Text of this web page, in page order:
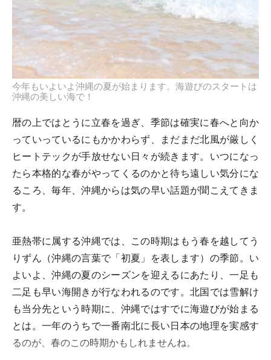
今年もいよいよ沖縄の夏が始まります。海遊びのスタートは
沖縄の美しい海で！
暦の上ではとうに立春を過ぎ、季節は確実に春へと向か
っていっているにもかかわらず、まだまだ北風が厳しく
ヒートテックが手放せない日々が続きます。いつになっ
たら本格的な春がやってくるのかと待ち遠しい気分にな
るころ、毎年、沖縄からは気の早い話題が聞こえてきま
す。
亜熱帯に属する沖縄では、この時期はもう春を越してう
りずん（沖縄の言葉で「初夏」を表します）の季節。い
よいよ、沖縄の夏のシーズンを迎えるにあたり、一足も
二足も早い海開きが行なわれるのです。北国では雪解け
も当分先という時期に、沖縄ではすでに海遊びが始まる
とは。一年のうちで一番南北に長い日本の地理を実感す
るのが、春のこの時期かもしれませんね。